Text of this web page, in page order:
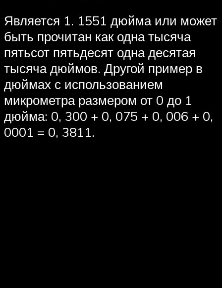
Является 1. 1551 дюйма или может
быть прочитан как одна тысяча
пятьсот пятьдесят одна десятая
тысяча дюймов. Другой пример в
дюймах с использованием
микрометра размером от 0 до 1
дюйма: 0, 300 + 0, 075 + 0, 006 + 0,
0001 = 0, 3811.